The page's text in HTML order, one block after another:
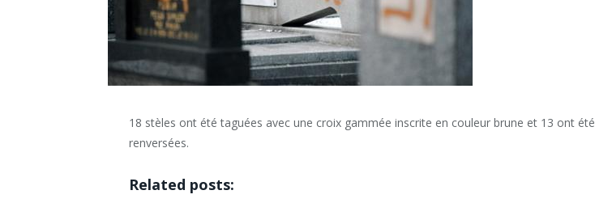
18 stèles ont été taguées avec une croix gammée inscrite en couleur brune et 13 ont été
renversées.
Related posts: